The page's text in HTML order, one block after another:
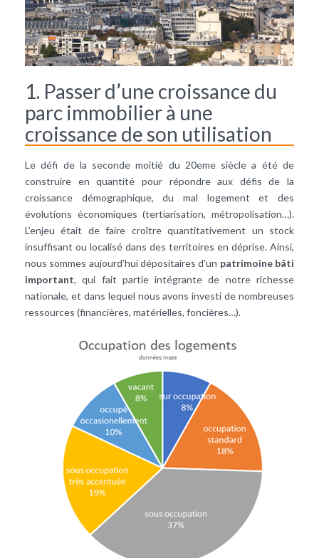
1. Passer d’une croissance du
parc immobilier à une
croissance de son utilisation
Le défi de la seconde moitié du 20eme siècle a été de
construire en quantité pour répondre aux défis de la
croissance démographique, du mal logement et des
évolutions économiques (tertiarisation, métropolisation…).
L’enjeu était de faire croître quantitativement un stock
insuffisant ou localisé dans des territoires en déprise. Ainsi,
nous sommes aujourd’hui dépositaires d’un patrimoine bâti
important, qui fait partie intégrante de notre richesse
nationale, et dans lequel nous avons investi de nombreuses
ressources (financières, matérielles, foncières…).